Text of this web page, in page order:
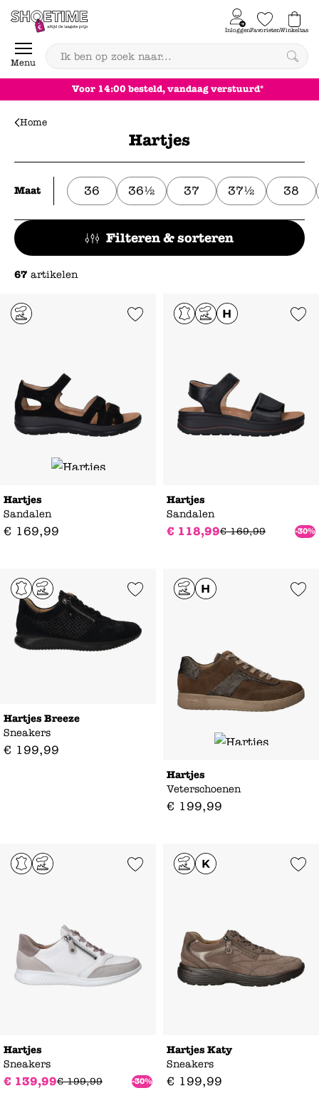
Skip to content
Menu
InloggenFavorietenWinkeltas
0
Voor 14:00 besteld, vandaag verstuurd*
Home
Hartjes
Maat 36 36½ 37 37½ 38
Filteren & sorteren
67 artikelen
Add to Wishlist
Hartjes
Sandalen
€ 169,99
Add to
Hartjes
Sandalen
€ 118,99€ 169,99 -30%
Add to Wishlist
Hartjes Breeze
Sneakers
€ 199,99
Add to
Hartjes
Veterschoenen
€ 199,99
Add to Wishlist
Hartjes
Sneakers
€ 139,99€ 199,99 -30%
Add to
Hartjes Katy
Sneakers
€ 199,99